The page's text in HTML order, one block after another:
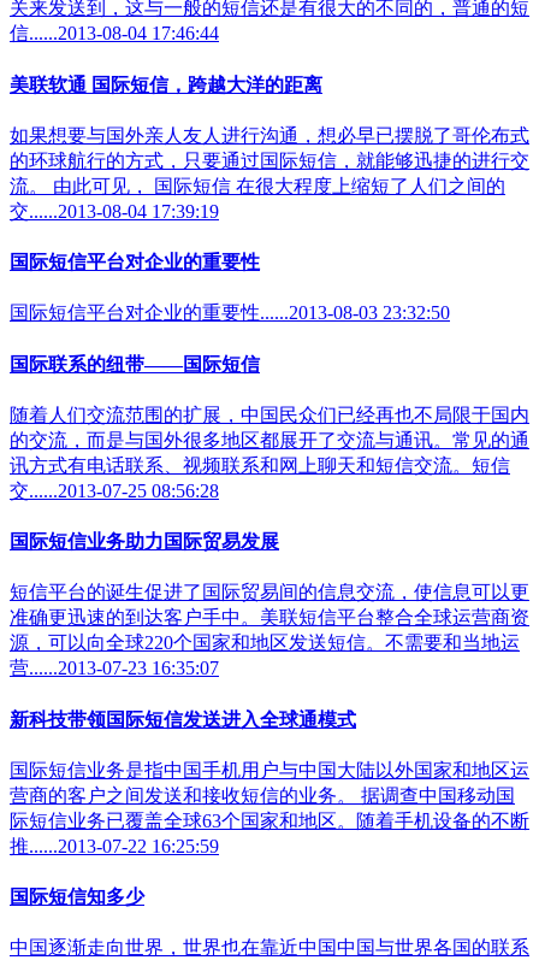
关来发送到，这与一般的短信还是有很大的不同的，普通的短
信......2013-08-04 17:46:44
美联软通 国际短信，跨越大洋的距离
如果想要与国外亲人友人进行沟通，想必早已摆脱了哥伦布式
的环球航行的方式，只要通过国际短信，就能够迅捷的进行交
流。 由此可见， 国际短信 在很大程度上缩短了人们之间的
交......2013-08-04 17:39:19
国际短信平台对企业的重要性
国际短信平台对企业的重要性......2013-08-03 23:32:50
国际联系的纽带——国际短信
随着人们交流范围的扩展，中国民众们已经再也不局限于国内
的交流，而是与国外很多地区都展开了交流与通讯。常见的通
讯方式有电话联系、视频联系和网上聊天和短信交流。短信
交......2013-07-25 08:56:28
国际短信业务助力国际贸易发展
短信平台的诞生促进了国际贸易间的信息交流，使信息可以更
准确更迅速的到达客户手中。美联短信平台整合全球运营商资
源，可以向全球220个国家和地区发送短信。不需要和当地运
营......2013-07-23 16:35:07
新科技带领国际短信发送进入全球通模式
国际短信业务是指中国手机用户与中国大陆以外国家和地区运
营商的客户之间发送和接收短信的业务。 据调查中国移动国
际短信业务已覆盖全球63个国家和地区。随着手机设备的不断
推......2013-07-22 16:25:59
国际短信知多少
中国逐渐走向世界，世界也在靠近中国中国与世界各国的联系